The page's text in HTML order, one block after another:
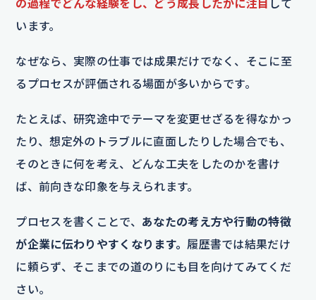
の過程でどんな経験をし、どう成長したかに注目 して
います。
なぜなら、実際の仕事では成果だけでなく、そこに至
るプロセスが評価される場面が多いからです。
たとえば、研究途中でテーマを変更せざるを得なかっ
たり、想定外のトラブルに直面したりした場合でも、
そのときに何を考え、どんな工夫をしたのかを書け
ば、前向きな印象を与えられます。
プロセスを書くことで、 あなたの考え方や行動の特徴
が企業に伝わりやすくなります。 履歴書では結果だけ
に頼らず、そこまでの道のりにも目を向けてみてくだ
さい。